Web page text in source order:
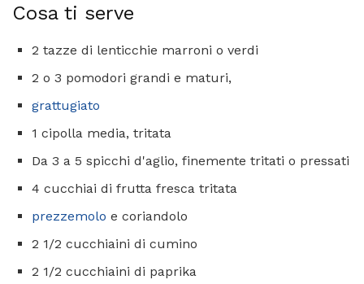
Cosa ti serve
2 tazze di lenticchie marroni o verdi
2 o 3 pomodori grandi e maturi,
grattugiato
1 cipolla media, tritata
Da 3 a 5 spicchi d'aglio, finemente tritati o pressati
4 cucchiai di frutta fresca tritata
prezzemolo e coriandolo
2 1/2 cucchiaini di cumino
2 1/2 cucchiaini di paprika